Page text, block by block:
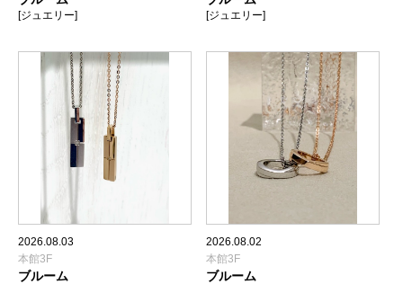
[ジュエリー] [ジュエリー]
2026.08.03
本館3F
ブルーム
2026.08.02
本館3F
ブルーム